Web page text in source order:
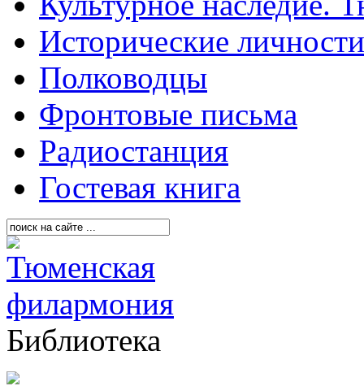
Исторические личности
Полководцы
Фронтовые письма
Радиостанция
Гостевая книга
Библиотека